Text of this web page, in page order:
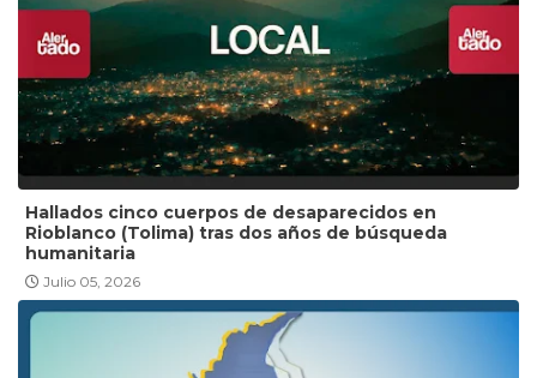
Hallados cinco cuerpos de desaparecidos en
Rioblanco (Tolima) tras dos años de búsqueda
humanitaria
Julio 05, 2026